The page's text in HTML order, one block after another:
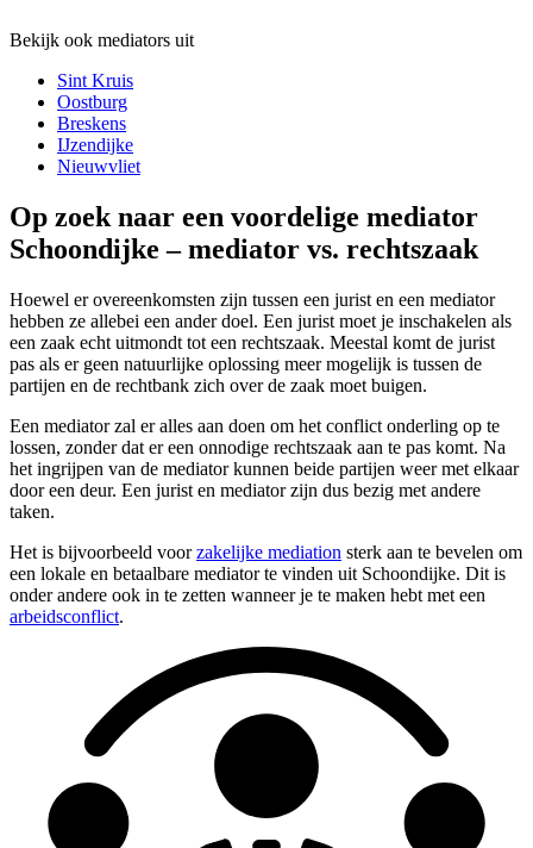
Bekijk ook mediators uit
Sint Kruis
Oostburg
Breskens
IJzendijke
Nieuwvliet
Op zoek naar een voordelige mediator
Schoondijke – mediator vs. rechtszaak
Hoewel er overeenkomsten zijn tussen een jurist en een mediator
hebben ze allebei een ander doel. Een jurist moet je inschakelen als
een zaak echt uitmondt tot een rechtszaak. Meestal komt de jurist
pas als er geen natuurlijke oplossing meer mogelijk is tussen de
partijen en de rechtbank zich over de zaak moet buigen.
Een mediator zal er alles aan doen om het conflict onderling op te
lossen, zonder dat er een onnodige rechtszaak aan te pas komt. Na
het ingrijpen van de mediator kunnen beide partijen weer met elkaar
door een deur. Een jurist en mediator zijn dus bezig met andere
taken.
Het is bijvoorbeeld voorzakelijke mediation sterk aan te bevelen om
een lokale en betaalbare mediator te vinden uit Schoondijke. Dit is
onder andere ook in te zetten wanneer je te maken hebt met een
arbeidsconflict.